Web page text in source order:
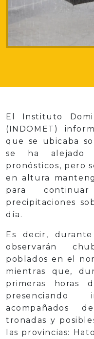
El Instituto
(INDOMET)
que se ubicaba
se ha alejado
pronósticos, pero
en altura
para
precipitaciones
día.
Es decir,
observarán
poblados en el
mientras que,
primeras horas
presenciando
acompañados
tronadas y
las provincias: